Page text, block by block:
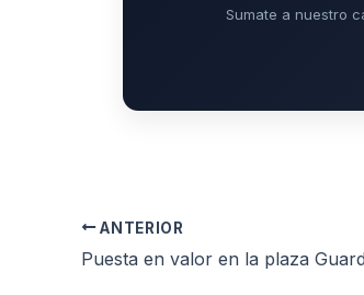
Sumate a nuestro
ANTERIOR